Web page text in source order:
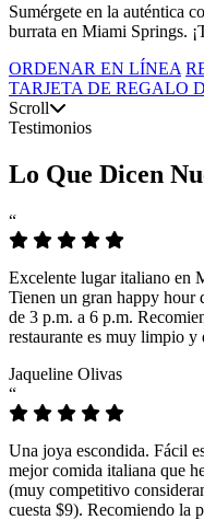
Sumérgete en la auténtica
burrata en Miami Springs.
ORDENAR EN LÍNEA
TARJETA DE REGALO
Scroll
Testimonios
Lo Que Dicen
“
Excelente lugar italiano en
Tienen un gran happy hour
de 3 p.m. a 6 p.m.
restaurante es muy limpio y
Jaqueline Olivas
“
Una joya escondida. Fácil
mejor comida italiana que
(muy competitivo
cuesta $9). Recomiendo la